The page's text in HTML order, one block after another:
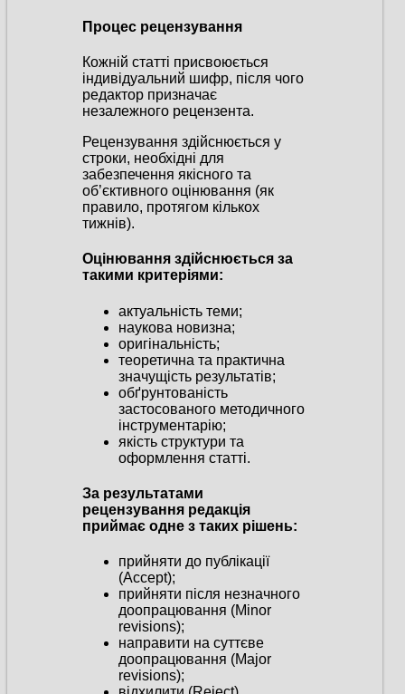
Процес рецензування
Кожній статті присвоюється
індивідуальний шифр, після чого
редактор призначає
незалежного рецензента.
Рецензування здійснюється у
строки, необхідні для
забезпечення якісного та
об’єктивного оцінювання (як
правило, протягом кількох
тижнів).
Оцінювання здійснюється за
такими критеріями:
актуальність теми;
наукова новизна;
оригінальність;
теоретична та практична
значущість результатів;
обґрунтованість
застосованого методичного
інструментарію;
якість структури та
оформлення статті.
За результатами
рецензування редакція
приймає одне з таких рішень:
прийняти до публікації
(Accept);
прийняти після незначного
доопрацювання (Minor
revisions);
направити на суттєве
доопрацювання (Major
revisions);